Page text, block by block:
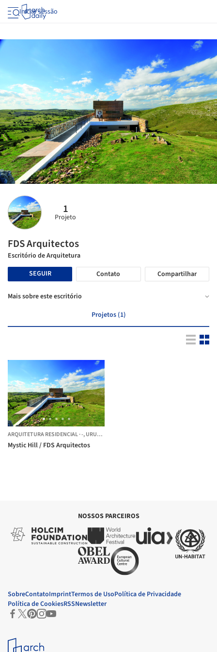
Iniciar sessão
1
Projeto
FDS Arquitectos
Escritório de Arquitetura
SEGUIR
Contato Compartilhar
Mais sobre este escritório
Projetos (1)
ARQUITETURA RESIDENCIAL·-,URUGUAI
Mystic Hill / FDS Arquitectos